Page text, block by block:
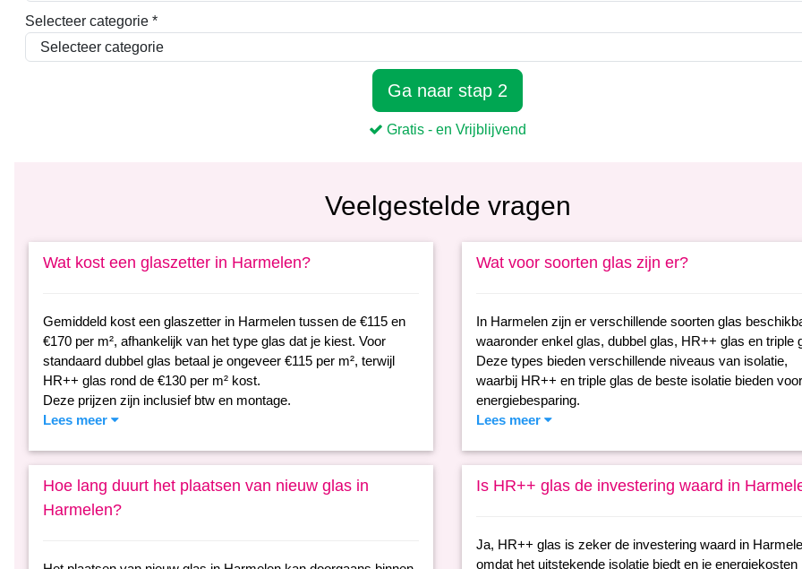
Veelgestelde vragen
Wat kost een glaszetter in Harmelen?
Gemiddeld kost een glaszetter in Harmelen tussen de €115 en
€170 per m², afhankelijk van het type glas dat je kiest. Voor
standaard dubbel glas betaal je ongeveer €115 per m², terwijl
HR++ glas rond de €130 per m² kost.
Deze prijzen zijn inclusief btw en montage.
Lees meer
Wat voor soorten glas zijn er?
In Harmelen zijn er verschillende soorten glas
waaronder enkel glas, dubbel glas, HR++ glas en triple
Deze types bieden verschillende niveaus van isolatie,
waarbij HR++ en triple glas de beste isolatie bieden voor
energiebesparing.
Lees meer
Hoe lang duurt het plaatsen van nieuw glas in
Harmelen?
Is HR++ glas de investering waard in
Ja, HR++ glas is zeker de investering waard in
omdat het uitstekende isolatie biedt en je energiekosten